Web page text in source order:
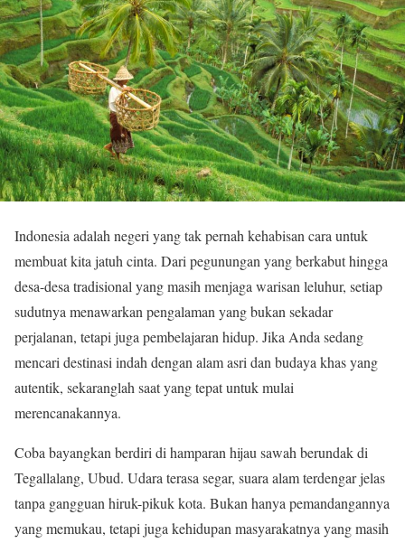
Indonesia adalah negeri yang tak pernah kehabisan cara untuk
membuat kita jatuh cinta. Dari pegunungan yang berkabut hingga
desa-desa tradisional yang masih menjaga warisan leluhur, setiap
sudutnya menawarkan pengalaman yang bukan sekadar
perjalanan, tetapi juga pembelajaran hidup. Jika Anda sedang
mencari destinasi indah dengan alam asri dan budaya khas yang
autentik, sekaranglah saat yang tepat untuk mulai
merencanakannya.
Coba bayangkan berdiri di hamparan hijau sawah berundak di
Tegallalang, Ubud. Udara terasa segar, suara alam terdengar jelas
tanpa gangguan hiruk-pikuk kota. Bukan hanya pemandangannya
yang memukau, tetapi juga kehidupan masyarakatnya yang masih